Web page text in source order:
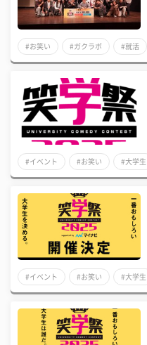
#お笑い #ガクラボ #就活
#イベント #お笑い #大学生
#イベント #お笑い #大学生